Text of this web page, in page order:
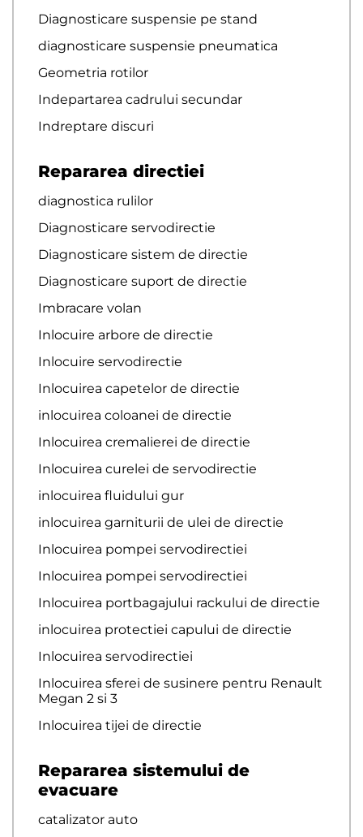
Diagnosticare suspensie pe stand
diagnosticare suspensie pneumatica
Geometria rotilor
Indepartarea cadrului secundar
Indreptare discuri
Repararea directiei
diagnostica rulilor
Diagnosticare servodirectie
Diagnosticare sistem de directie
Diagnosticare suport de directie
Imbracare volan
Inlocuire arbore de directie
Inlocuire servodirectie
Inlocuirea capetelor de directie
inlocuirea coloanei de directie
Inlocuirea cremalierei de directie
Inlocuirea curelei de servodirectie
inlocuirea fluidului gur
inlocuirea garniturii de ulei de directie
Inlocuirea pompei servodirectiei
Inlocuirea pompei servodirectiei
Inlocuirea portbagajului rackului de directie
inlocuirea protectiei capului de directie
Inlocuirea servodirectiei
Inlocuirea sferei de susinere pentru Renault
Megan 2 si 3
Inlocuirea tijei de directie
Repararea sistemului de
evacuare
catalizator auto